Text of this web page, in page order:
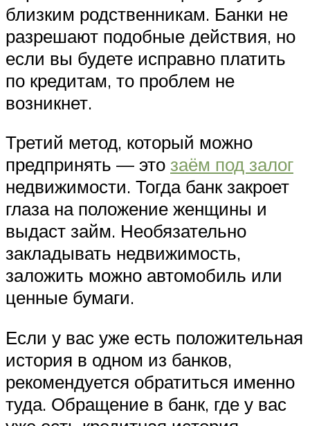
близким родственникам. Банки не
разрешают подобные действия, но
если вы будете исправно платить
по кредитам, то проблем не
возникнет.
Третий метод, который можно
предпринять — это заём под залог
недвижимости. Тогда банк закроет
глаза на положение женщины и
выдаст займ. Необязательно
закладывать недвижимость,
заложить можно автомобиль или
ценные бумаги.
Если у вас уже есть положительная
история в одном из банков,
рекомендуется обратиться именно
туда. Обращение в банк, где у вас